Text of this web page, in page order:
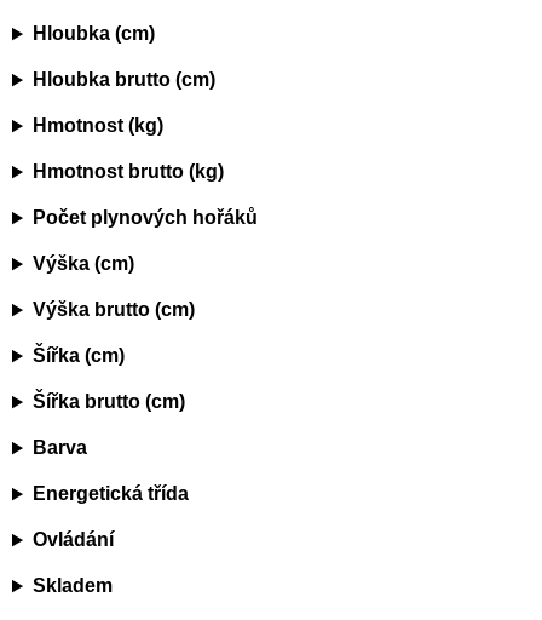
Hloubka (cm)
Hloubka brutto (cm)
Hmotnost (kg)
Hmotnost brutto (kg)
Počet plynových hořáků
Výška (cm)
Výška brutto (cm)
Šířka (cm)
Šířka brutto (cm)
Barva
Energetická třída
Ovládání
Skladem